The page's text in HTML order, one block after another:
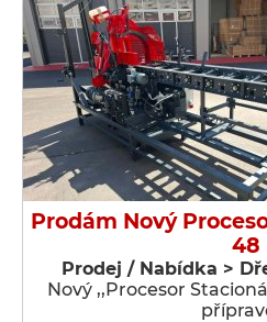
Prodám Nový
48
Prodej / Nabídka >
Nový ,,Procesor